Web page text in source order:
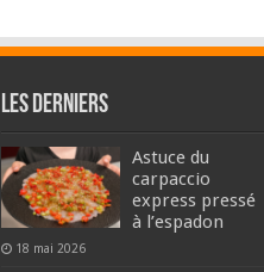
Les derniers
Astuce du
carpaccio
express pressé
à l’espadon
18 mai 2026